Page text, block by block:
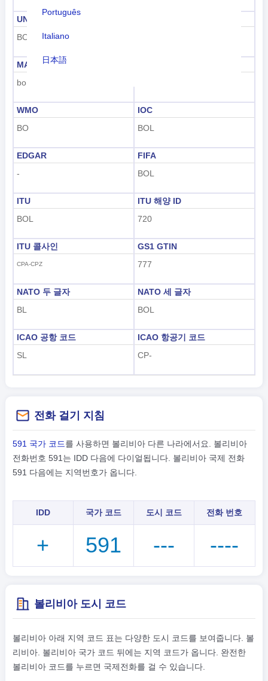
Português
Italiano
日本語
한국어
UNDP
BOL
MARC
bo
WMO
BO
IOC
BOL
EDGAR
-
FIFA
BOL
ITU
BOL
ITU 해양 ID
720
ITU 콜사인
CPA-CPZ
GS1 GTIN
777
NATO 두 글자
BL
NATO 세 글자
BOL
ICAO 공항 코드
SL
ICAO 항공기 코드
CP-
전화 걸기 지침
591 국가 코드를 사용하면 볼리비아 다른 나라에서요. 볼리비아
전화번호 591는 IDD 다음에 다이얼됩니다. 볼리비아 국제 전화
591 다음에는 지역번호가 옵니다.
IDD 국가 코드 도시 코드 전화 번호
+ 591 --- ----
볼리비아 도시 코드
볼리비아 아래 지역 코드 표는 다양한 도시 코드를 보여줍니다. 볼
리비아. 볼리비아 국가 코드 뒤에는 지역 코드가 옵니다. 완전한
볼리비아 코드를 누르면 국제전화를 걸 수 있습니다.